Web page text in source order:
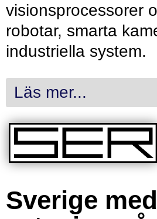
visionsprocessorer
robotar, smarta
industriella system.
Läs mer...
Sverige